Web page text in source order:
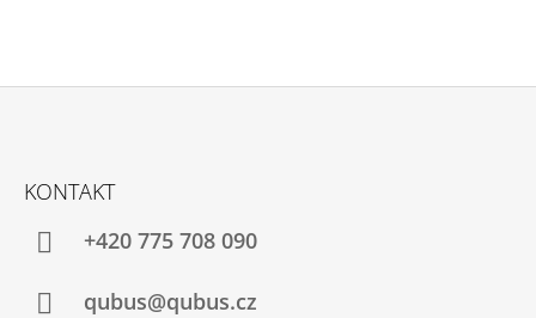
KONTAKT
+420 775 708 090
qubus@qubus.cz